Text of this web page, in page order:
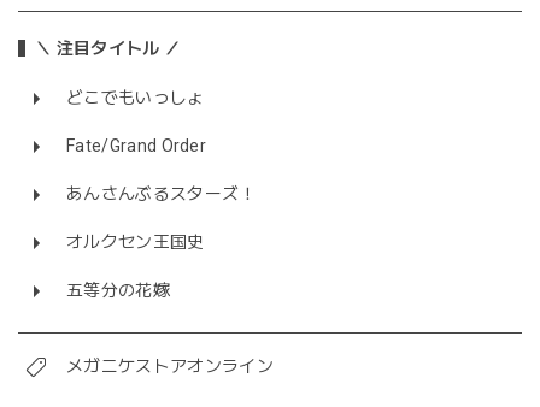
＼ 注目タイトル ／
どこでもいっしょ
Fate/Grand Order
あんさんぶるスターズ！
オルクセン王国史
五等分の花嫁
メガニケストアオンライン